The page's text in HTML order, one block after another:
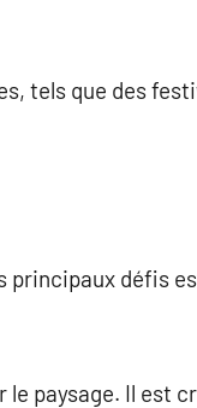
tels que des
principaux défis
paysage. Il est